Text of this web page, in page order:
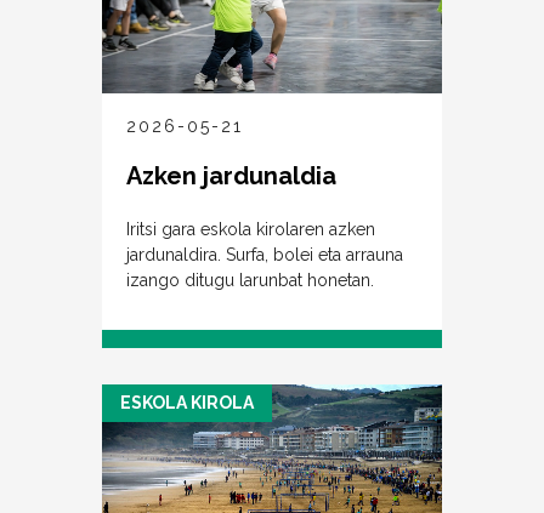
2026-05-21
Azken jardunaldia
Iritsi gara eskola kirolaren azken
jardunaldira. Surfa, bolei eta arrauna
izango ditugu larunbat honetan.
ESKOLA KIROLA